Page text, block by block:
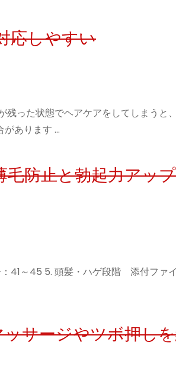
応しやすい
った状態でヘアケアをしてしまうと
があります …
防止と勃起力アッ
41～45 5. 頭髪・ハゲ段階 添付ファ
サージやツボ押し